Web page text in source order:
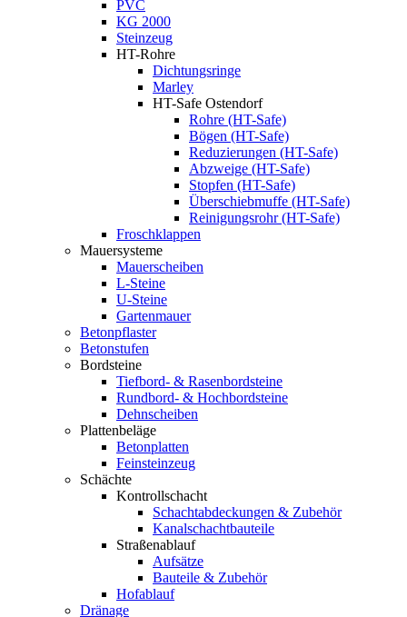
PVC
KG 2000
Steinzeug
HT-Rohre
Dichtungsringe
Marley
HT-Safe Ostendorf
Rohre (HT-Safe)
Bögen (HT-Safe)
Reduzierungen (HT-Safe)
Abzweige (HT-Safe)
Stopfen (HT-Safe)
Überschiebmuffe (HT-Safe)
Reinigungsrohr (HT-Safe)
Froschklappen
Mauersysteme
Mauerscheiben
L-Steine
U-Steine
Gartenmauer
Betonpflaster
Betonstufen
Bordsteine
Tiefbord- & Rasenbordsteine
Rundbord- & Hochbordsteine
Dehnscheiben
Plattenbeläge
Betonplatten
Feinsteinzeug
Schächte
Kontrollschacht
Schachtabdeckungen & Zubehör
Kanalschachtbauteile
Straßenablauf
Aufsätze
Bauteile & Zubehör
Hofablauf
Dränage